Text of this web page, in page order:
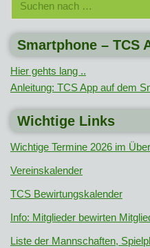
Smartphone – TCS
Hier gehts lang ..
Anleitung: TCS App auf dem
Wichtige Links
Wichtige Termine 2026 im
Vereinskalender
TCS Bewirtungskalender
Info: Mitglieder bewirten
Liste der Mannschaften,